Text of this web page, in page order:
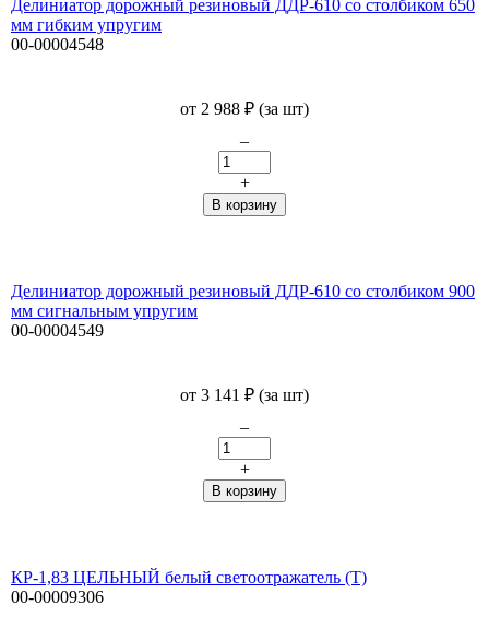
Делиниатор дорожный резиновый ДДР-610 со столбиком 650
мм гибким упругим
00-00004548
от 2 988 ₽ (за шт)
–
+
Делиниатор дорожный резиновый ДДР-610 со столбиком 900
мм сигнальным упругим
00-00004549
от 3 141 ₽ (за шт)
–
+
КР-1,83 ЦЕЛЬНЫЙ белый светоотражатель (Т)
00-00009306